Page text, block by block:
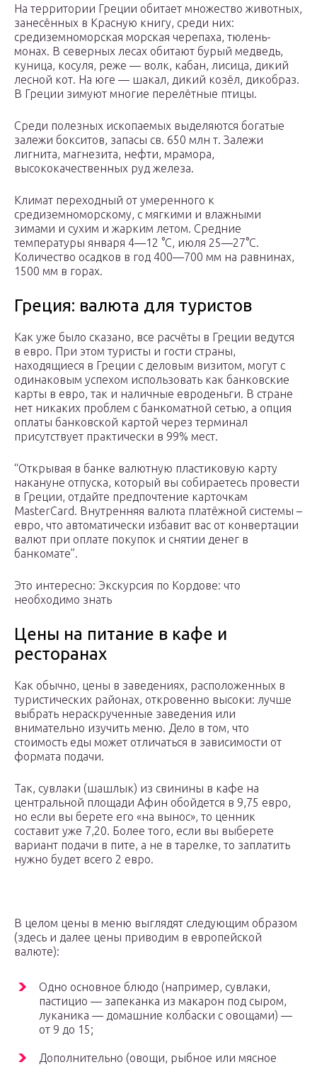
На территории Греции обитает множество животных,
занесённых в Красную книгу, среди них:
средиземноморская морская черепаха, тюлень-
монах. В северных лесах обитают бурый медведь,
куница, косуля, реже — волк, кабан, лисица, дикий
лесной кот. На юге — шакал, дикий козёл, дикобраз.
В Греции зимуют многие перелётные птицы.
Среди полезных ископаемых выделяются богатые
залежи бокситов, запасы св. 650 млн т. Залежи
лигнита, магнезита, нефти, мрамора,
высококачественных руд железа.
Климат переходный от умеренного к
средиземноморскому, с мягкими и влажными
зимами и сухим и жарким летом. Средние
температуры января 4—12 °С, июля 25—27°С.
Количество осадков в год 400—700 мм на равнинах,
1500 мм в горах.
Греция: валюта для туристов
Как уже было сказано, все расчёты в Греции ведутся
в евро. При этом туристы и гости страны,
находящиеся в Греции с деловым визитом, могут с
одинаковым успехом использовать как банковские
карты в евро, так и наличные евроденьги. В стране
нет никаких проблем с банкоматной сетью, а опция
оплаты банковской картой через терминал
присутствует практически в 99% мест.
“Открывая в банке валютную пластиковую карту
накануне отпуска, который вы собираетесь провести
в Греции, отдайте предпочтение карточкам
MasterCard. Внутренняя валюта платёжной системы –
евро, что автоматически избавит вас от конвертации
валют при оплате покупок и снятии денег в
банкомате”.
Это интересно: Экскурсия по Кордове: что
необходимо знать
Цены на питание в кафе и
ресторанах
Как обычно, цены в заведениях, расположенных в
туристических районах, откровенно высоки: лучше
выбрать нераскрученные заведения или
внимательно изучить меню. Дело в том, что
стоимость еды может отличаться в зависимости от
формата подачи.
Так, сувлаки (шашлык) из свинины в кафе на
центральной площади Афин обойдется в 9,75 евро,
но если вы берете его «на вынос», то ценник
составит уже 7,20. Более того, если вы выберете
вариант подачи в пите, а не в тарелке, то заплатить
нужно будет всего 2 евро.
В целом цены в меню выглядят следующим образом
(здесь и далее цены приводим в европейской
валюте):
Одно основное блюдо (например, сувлаки,
пастицио — запеканка из макарон под сыром,
луканика — домашние колбаски с овощами) —
от 9 до 15;
Дополнительно (овощи, рыбное или мясное